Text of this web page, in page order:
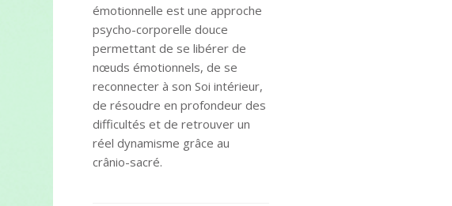
émotionnelle est une approche
psycho-corporelle douce
permettant de se libérer de
nœuds émotionnels, de se
reconnecter à son Soi intérieur,
de résoudre en profondeur des
difficultés et de retrouver un
réel dynamisme grâce au
crânio-sacré.